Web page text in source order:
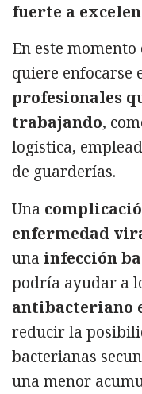
fuerte a
En este
quiere enfocarse
profesionales
trabajando,
logística,
de guarderías.
Una
enfermedad
una infección
podría ayudar a
antibacteriano
reducir la
bacterianas
una menor